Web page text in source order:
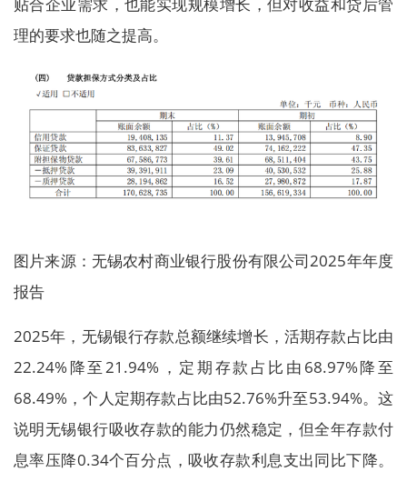
理的要求也随之提高。
图片来源：无锡农村商业银行股份有限公司2025年年度
报告
2025年，无锡银行存款总额继续增长，活期存款占比由
22.24%降至21.94%，定期存款占比由68.97%降至
68.49%，个人定期存款占比由52.76%升至53.94%。这
说明无锡银行吸收存款的能力仍然稳定，但全年存款付
息率压降0.34个百分点，吸收存款利息支出同比下降。